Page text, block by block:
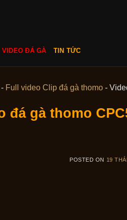
VIDEO ĐÁ GÀ TIN TỨC
- Full video Clip đá gà thomo -
đá gà thomo
POSTED ON 19